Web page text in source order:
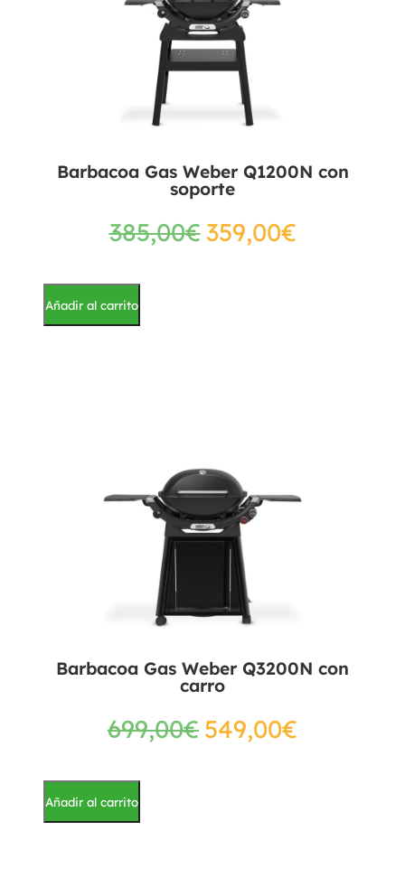
Barbacoa Gas Weber Q1200N con
soporte
385,00€359,00€
Añadir al carrito
Barbacoa Gas Weber Q3200N con
carro
699,00€ 549,00€
Añadir al carrito